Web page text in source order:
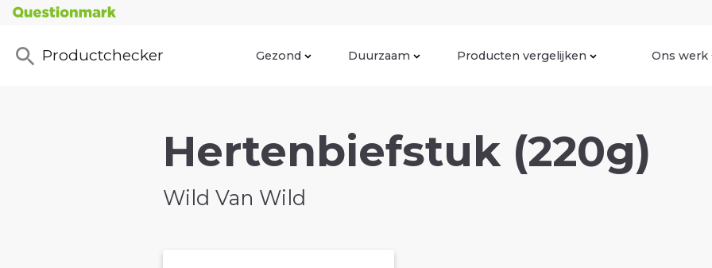
Productchecker Gezond Duurzaam Producten vergelijken Ons werk
Hertenbiefstuk (220g)
Wild Van Wild